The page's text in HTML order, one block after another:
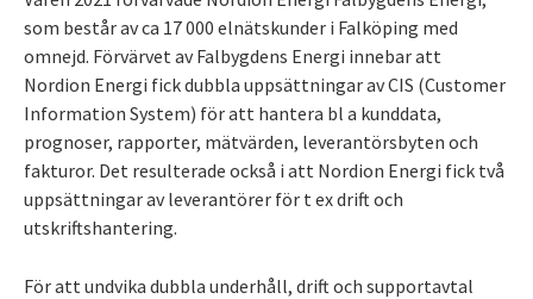
som består av ca 17 000 elnätskunder i Falköping med
omnejd. Förvärvet av Falbygdens Energi innebar att
Nordion Energi fick dubbla uppsättningar av CIS (Customer
Information System) för att hantera bl a kunddata,
prognoser, rapporter, mätvärden, leverantörsbyten och
fakturor. Det resulterade också i att Nordion Energi fick två
uppsättningar av leverantörer för t ex drift och
utskriftshantering.
För att undvika dubbla underhåll, drift och supportavtal